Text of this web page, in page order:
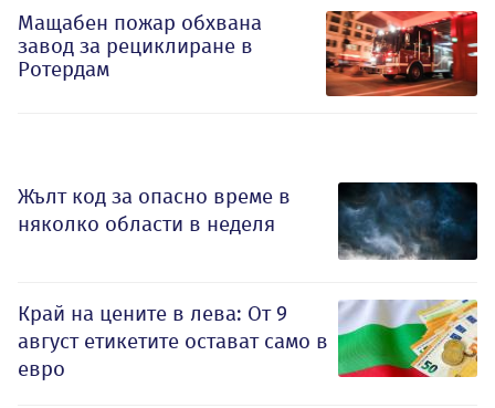
Мащабен пожар обхвана
завод за рециклиране в
Ротердам
Жълт код за опасно време в
няколко области в неделя
Край на цените в лева: От 9
август етикетите остават само в
евро